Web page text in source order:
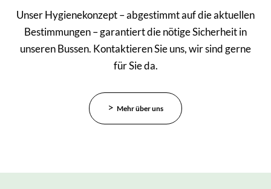
Unser Hygienekonzept – abgestimmt auf die aktuellen
Bestimmungen – garantiert die nötige Sicherheit in
unseren Bussen. Kontaktieren Sie uns, wir sind gerne
für Sie da.
Mehr über uns